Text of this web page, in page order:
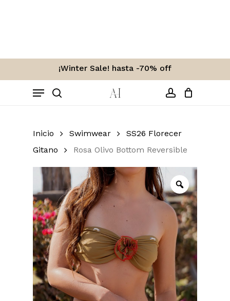
¡Winter Sale! hasta -70% off
Menu
Inicio Swimwear
SS26 Florecer
Gitano
Rosa Olivo Bottom Reversible